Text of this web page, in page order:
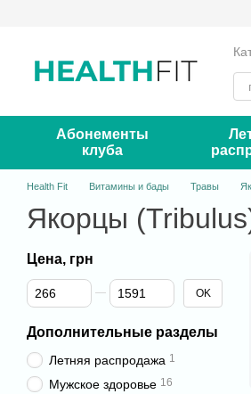
Абонементы
клуба
Health Fit Витамины и бады Травы
Якорцы
Цена, грн
От Цена, грн
До Цена, грн
OK
Дополнительные разделы
Летняя распродажа 1
Мужское здоровье 16